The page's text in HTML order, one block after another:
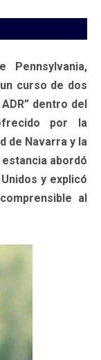
curso de dos
dentro del
por la
de Navarra y la
estancia abordó
y explicó
al